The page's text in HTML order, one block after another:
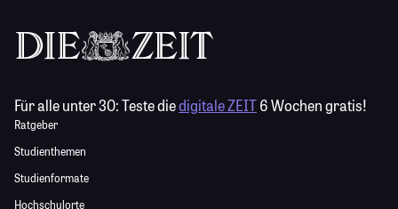
Für alle unter 30:Teste diedigitale ZEIT6 Wochen gratis!
Ratgeber
Studienthemen
Studienformate
Hochschulorte